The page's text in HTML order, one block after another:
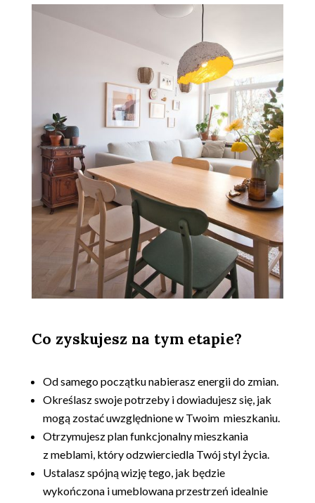
Co zyskujesz na tym etapie?
Od samego początku nabierasz energii do zmian.
Określasz swoje potrzeby i dowiadujesz się, jak
mogą zostać uwzględnione w Twoim mieszkaniu.
Otrzymujesz plan funkcjonalny mieszkania
z meblami, który odzwierciedla Twój styl życia.
Ustalasz spójną wizję tego, jak będzie
wykończona i umeblowana przestrzeń idealnie